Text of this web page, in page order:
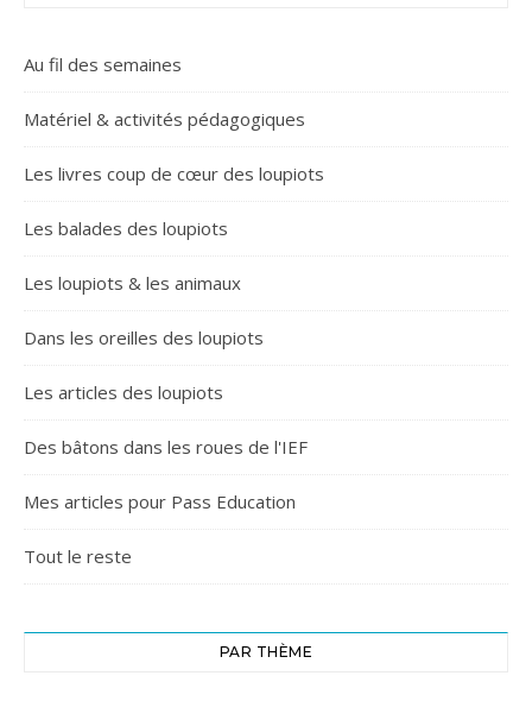
Au fil des semaines
Matériel & activités pédagogiques
Les livres coup de cœur des loupiots
Les balades des loupiots
Les loupiots & les animaux
Dans les oreilles des loupiots
Les articles des loupiots
Des bâtons dans les roues de l'IEF
Mes articles pour Pass Education
Tout le reste
PAR THÈME